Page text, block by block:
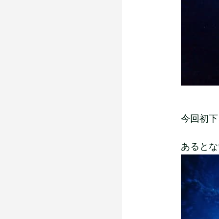
今回初
あると